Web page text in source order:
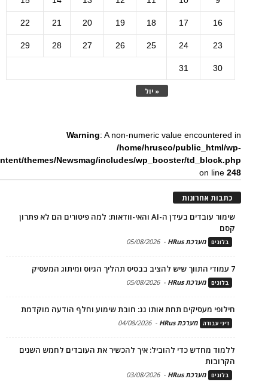
« יול
16
17
18
19
20
21
22
23
24
25
26
27
28
29
30
31
Warning: A non-numeric value encountered in
/home/hrusco/public_html/wp-
themes/Newsmag/includes/wp_booster/td_block.php
on line248
כתבות אחרונות
שימור עובדים בעידן ה-AI והאי-וודאות: למה פיטורים הם לא פתרון
קסם
בלוגים מערכת HRus -
05/08/2026
7 עמודי התווך שיש להציב בבסיס תהליך הגיוס ומיתוג המעסיק
בלוגים מערכת HRus -
05/08/2026
חילופי מעסיקים תחת אותו גג: חובת שימוע וחלף הודעה מוקדמת
דיני עבודה מערכת HRus -
04/08/2026
ללמוד מחדש כדי להוביל: איך להכשיר את העובדים לחמש השנים
הקרובות
בלוגים מערכת HRus -
03/08/2026